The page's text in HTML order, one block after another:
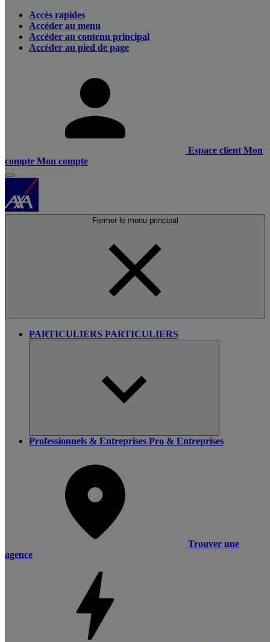
Accès rapides
Accéder au menu
Accéder au contenu principal
Accéder au pied de page
Espace client Mon
compte Mon compte
Fermer le menu principal
PARTICULIERS PARTICULIERS
Professionnels & Entreprises Pro & Entreprises
Trouver une
agence